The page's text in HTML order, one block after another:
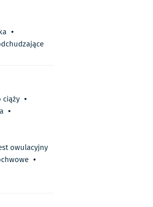
•
•
•
owulacyjny
•